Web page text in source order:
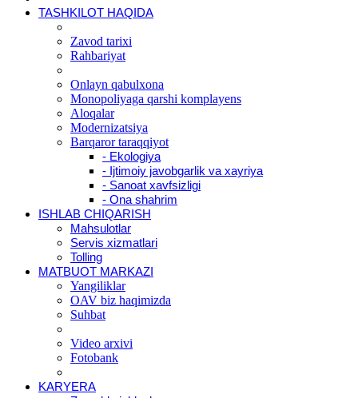
TASHKILOT HAQIDA
Zavod tarixi
Rahbariyat
Onlayn qabulxona
Monopoliyaga qarshi komplayens
Aloqalar
Modernizatsiya
Barqaror taraqqiyot
- Ekologiya
- Ijtimoiy javobgarlik va xayriya
- Sanoat xavfsizligi
- Ona shahrim
ISHLAB CHIQARISH
Mahsulotlar
Servis xizmatlari
Tolling
MATBUOT MARKAZI
Yangiliklar
OAV biz haqimizda
Suhbat
Video arxivi
Fotobank
KARYERA